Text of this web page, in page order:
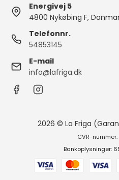
Energivej 5
4800 Nykøbing F,
Telefonnr.
54853145
E-mail
info@lafriga.dk
2026 © La Friga
CVR-
Bankoplysninger: